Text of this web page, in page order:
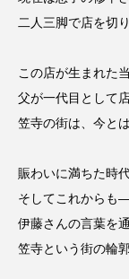
二人三脚で店を切
この店が生まれた
父が一代目として
笠寺の街は、今と
賑わいに満ちた時
そしてこれから
伊藤さんの言葉を通
笠寺という街の輪